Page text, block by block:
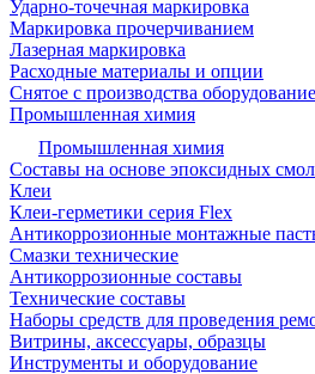
Ударно-точечная маркировка
Маркировка прочерчиванием
Лазерная маркировка
Расходные материалы и опции
Снятое с производства оборудование
Промышленная химия
Промышленная химия
Составы на основе эпоксидных
Клеи
Клеи-герметики серия Flex
Антикоррозионные монтажные
Смазки технические
Антикоррозионные составы
Технические составы
Наборы средств для проведения
Витрины, аксессуары, образцы
Инструменты и оборудование